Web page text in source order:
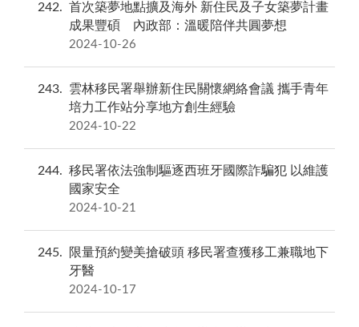
242
首次築夢地點擴及海外 新住民及子女築夢計畫
成果豐碩 內政部：溫暖陪伴共圓夢想
2024-10-26
243
雲林移民署舉辦新住民關懷網絡會議 攜手青年
培力工作站分享地方創生經驗
2024-10-22
244
移民署依法強制驅逐西班牙國際詐騙犯 以維護
國家安全
2024-10-21
245
限量預約變美搶破頭 移民署查獲移工兼職地下
牙醫
2024-10-17